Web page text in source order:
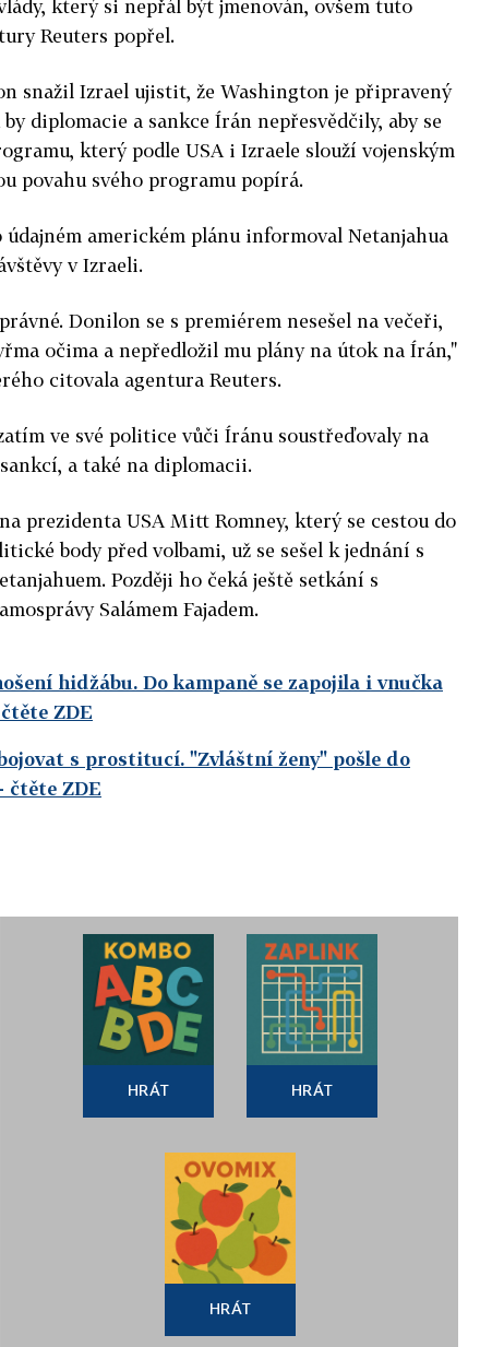
který si nepřál být jmenován, ovšem tuto
Reuters popřel.
snažil Izrael ujistit, že Washington je připravený
diplomacie a sankce Írán nepřesvědčily, aby se
který podle USA i Izraele slouží vojenským
povahu svého programu popírá.
americkém plánu informoval Netanjahua
v Izraeli.
Donilon se s premiérem nesešel na večeři,
očima a nepředložil mu plány na útok na Írán,"
citovala agentura Reuters.
ve své politice vůči Íránu soustřeďovaly na
a také na diplomacii.
prezidenta USA Mitt Romney, který se cestou do
body před volbami, už se sešel k jednání s
Později ho čeká ještě setkání s
Salámem Fajadem.
hidžábu. Do kampaně se zapojila i vnučka
ZDE
s prostitucí. "Zvláštní ženy" pošle do
- čtěte ZDE
HRÁT HRÁT
HRÁT